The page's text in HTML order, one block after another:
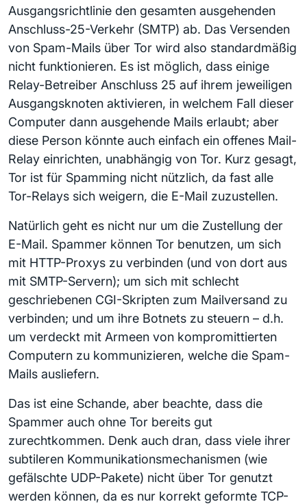
Ausgangsrichtlinie den gesamten ausgehenden
Anschluss-25-Verkehr (SMTP) ab. Das Versenden
von Spam-Mails über Tor wird also standardmäßig
nicht funktionieren. Es ist möglich, dass einige
Relay-Betreiber Anschluss 25 auf ihrem jeweiligen
Ausgangsknoten aktivieren, in welchem Fall dieser
Computer dann ausgehende Mails erlaubt; aber
diese Person könnte auch einfach ein offenes Mail-
Relay einrichten, unabhängig von Tor. Kurz gesagt,
Tor ist für Spamming nicht nützlich, da fast alle
Tor-Relays sich weigern, die E-Mail zuzustellen.
Natürlich geht es nicht nur um die Zustellung der
E-Mail. Spammer können Tor benutzen, um sich
mit HTTP-Proxys zu verbinden (und von dort aus
mit SMTP-Servern); um sich mit schlecht
geschriebenen CGI-Skripten zum Mailversand zu
verbinden; und um ihre Botnets zu steuern – d.h.
um verdeckt mit Armeen von kompromittierten
Computern zu kommunizieren, welche die Spam-
Mails ausliefern.
Das ist eine Schande, aber beachte, dass die
Spammer auch ohne Tor bereits gut
zurechtkommen. Denk auch dran, dass viele ihrer
subtileren Kommunikationsmechanismen (wie
gefälschte UDP-Pakete) nicht über Tor genutzt
werden können, da es nur korrekt geformte TCP-